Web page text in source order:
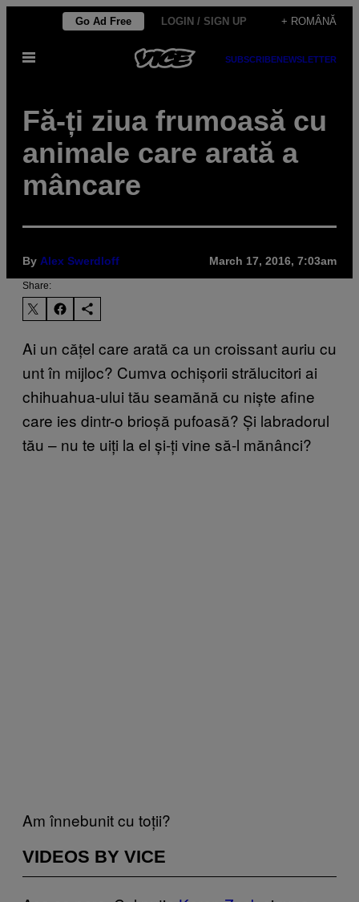
content
Go Ad Free LOGIN / SIGN UP + ROMÂNĂ
Open
SUBSCRIBENEWSLETTER
Fă-ți ziua frumoasă cu
animale care arată a
mâncare
By Alex Swerdloff March 17, 2016, 7:03am
Share:
Ai un cățel care arată ca un croissant auriu cu
unt în mijloc? Cumva ochișorii strălucitori ai
chihuahua-ului tău seamănă cu niște afine
care ies dintr-o brioșă pufoasă? Și labradorul
tău – nu te uiți la el și-ți vine să-l mănânci?
Am înnebunit cu toții?
VIDEOS BY VICE